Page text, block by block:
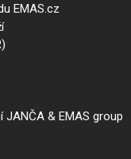
EMAS.cz
& EMAS group